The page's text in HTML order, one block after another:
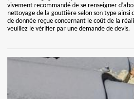
vivement recommandé de se renseigner
nettoyage de la gouttière selon son type ainsi
de donnée reçue concernant le coût de la
veuillez le vérifier par une demande de devis.